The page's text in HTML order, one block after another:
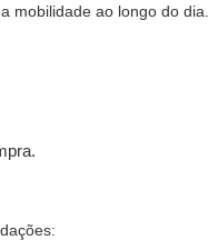
mobilidade ao longo do dia.